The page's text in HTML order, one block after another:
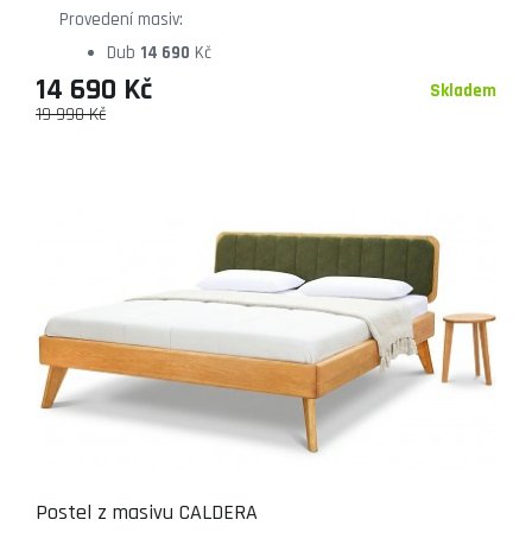
Provedení masiv:
Dub 14 690 Kč
Skladem
19 990 Kč
14 690 Kč
Postel z masivu CALDERA